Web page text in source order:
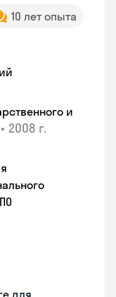
10 лет опыта
и
• 2008 г.
для